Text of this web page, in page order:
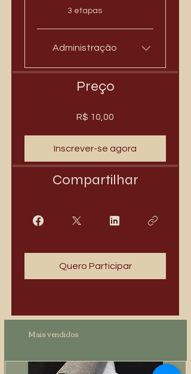
.
3 etapas
Administração
Preço
R$ 10,00
Inscrever-se agora
Compartilhar
Quero Participar
Mais vendidos